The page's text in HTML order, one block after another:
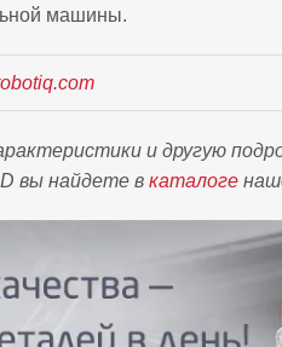
машины.
и другую
вы найдете в каталоге